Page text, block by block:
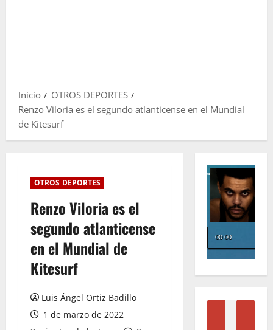
Inicio
OTROS DEPORTES
Renzo Viloria es el segundo atlanticense en el Mundial
de Kitesurf
OTROS DEPORTES
Renzo Viloria es el
segundo atlanticense
en el Mundial de
Kitesurf
Luis Ángel Ortiz Badillo
1 de marzo de 2022